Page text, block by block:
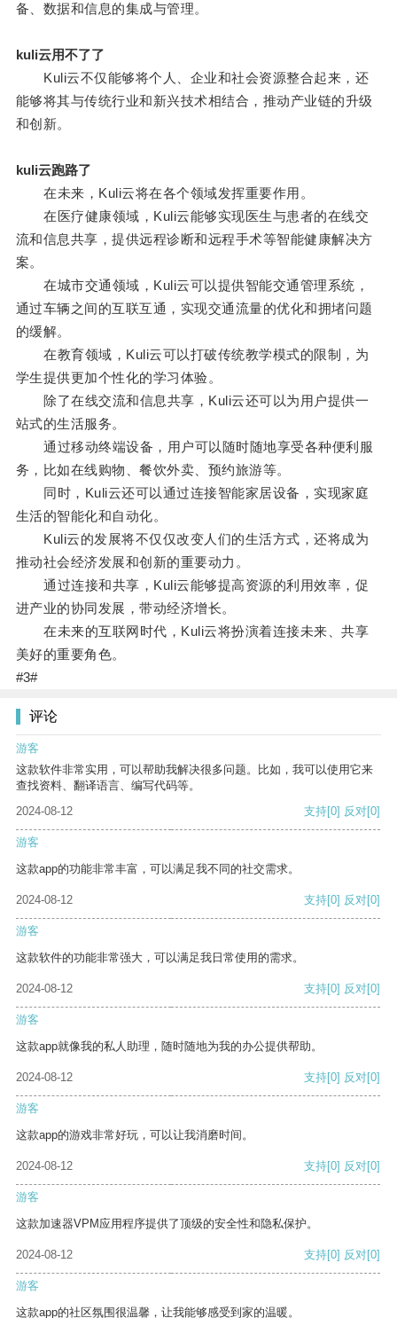
备、数据和信息的集成与管理。
kuli云用不了了
Kuli云不仅能够将个人、企业和社会资源整合起来，还
能够将其与传统行业和新兴技术相结合，推动产业链的升级
和创新。
kuli云跑路了
在未来，Kuli云将在各个领域发挥重要作用。
在医疗健康领域，Kuli云能够实现医生与患者的在线交
流和信息共享，提供远程诊断和远程手术等智能健康解决方
案。
在城市交通领域，Kuli云可以提供智能交通管理系统，
通过车辆之间的互联互通，实现交通流量的优化和拥堵问题
的缓解。
在教育领域，Kuli云可以打破传统教学模式的限制，为
学生提供更加个性化的学习体验。
除了在线交流和信息共享，Kuli云还可以为用户提供一
站式的生活服务。
通过移动终端设备，用户可以随时随地享受各种便利服
务，比如在线购物、餐饮外卖、预约旅游等。
同时，Kuli云还可以通过连接智能家居设备，实现家庭
生活的智能化和自动化。
Kuli云的发展将不仅仅改变人们的生活方式，还将成为
推动社会经济发展和创新的重要动力。
通过连接和共享，Kuli云能够提高资源的利用效率，促
进产业的协同发展，带动经济增长。
在未来的互联网时代，Kuli云将扮演着连接未来、共享
美好的重要角色。
#3#
评论
游客
这款软件非常实用，可以帮助我解决很多问题。比如，我可以使用它来
查找资料、翻译语言、编写代码等。
2024-08-12
支持[0] 反对[0]
游客
这款app的功能非常丰富，可以满足我不同的社交需求。
2024-08-12 支持[0] 反对[0]
游客
这款软件的功能非常强大，可以满足我日常使用的需求。
2024-08-12 支持[0] 反对[0]
游客
这款app就像我的私人助理，随时随地为我的办公提供帮助。
2024-08-12 支持[0] 反对[0]
游客
这款app的游戏非常好玩，可以让我消磨时间。
2024-08-12 支持[0] 反对[0]
游客
这款加速器VPM应用程序提供了顶级的安全性和隐私保护。
2024-08-12 支持[0] 反对[0]
游客
这款app的社区氛围很温馨，让我能够感受到家的温暖。